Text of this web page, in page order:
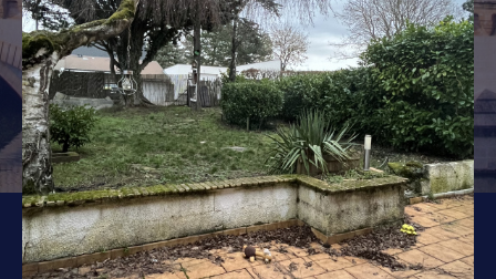
Budget
PIÈCES
1 2 3 4 5+
Localisation